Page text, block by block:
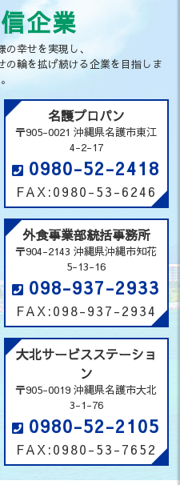
JRベースボールトーナメント【令
】大会最終結果
】第２８回山浩旗JRベースボール
】第28回山浩旗JRベースボールト
回山浩旗争奪JRベースボールトー
ーズンの協賛広告について
暑乗り切り緊急支援」のお知ら
創刊号のお知らせ
夏の家計お助けキャンペーン！」
ちら
パートナー」に登録されました
ーション定休日のお知らせ
58号読谷店 営業時間変更のお知
オ山浩 トイレリフォームキャン
震災害義援金の寄付について
ちら
企業
幸せを実現し、
の輪を拡げ続ける企業を目指しま
名護プロパン
〒905-0021 沖縄県名護市東江
4-2-17
0980-52-2418
FAX:0980-53-6246
外食事業部統括事務所
〒904-2143 沖縄県沖縄市知花
5-13-16
098-937-2933
FAX:098-937-2934
大北サービスステーショ
ン
〒905-0019 沖縄県名護市大北
3-1-76
0980-52-2105
FAX:0980-53-7652